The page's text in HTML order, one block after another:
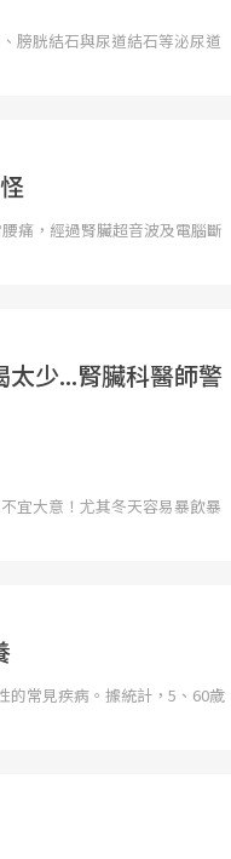
膀胱結石與尿道結石等泌尿道
痛，經過腎臟超音波及電腦斷
少...腎臟科醫師警
宜大意！尤其冬天容易暴飲暴
的常見疾病。據統計，5、60歲
新時代。隨著國家政策
自身健康狀況、啟動健
。
座、體驗到運動，全面